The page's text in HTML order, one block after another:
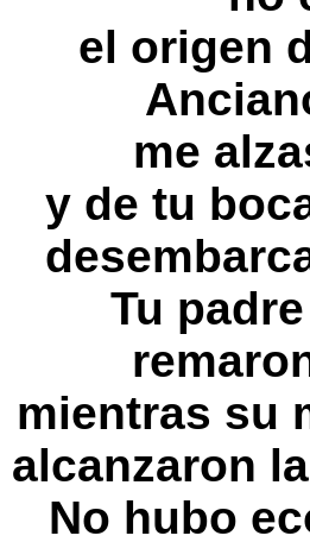
el origen
me
y de tu
Tu
mientras su
alcanzaron
No hubo